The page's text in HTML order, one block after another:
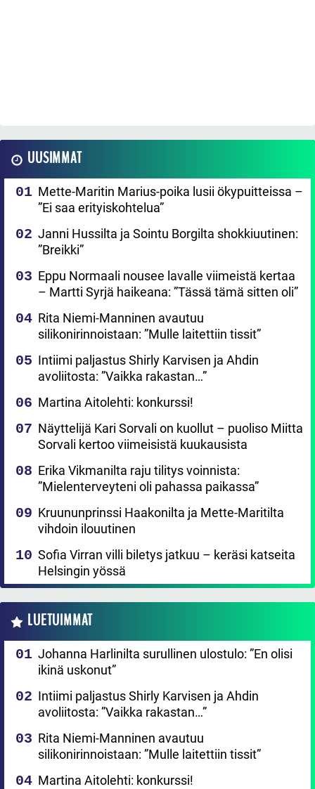
UUSIMMAT
Mette-Maritin Marius-poika lusii ökypuitteissa –
”Ei saa erityiskohtelua”
Janni Hussilta ja Sointu Borgilta shokkiuutinen:
”Breikki”
Eppu Normaali nousee lavalle viimeistä kertaa
– Martti Syrjä haikeana: ”Tässä tämä sitten oli”
Rita Niemi-Manninen avautuu
silikonirinnoistaan: ”Mulle laitettiin tissit”
Intiimi paljastus Shirly Karvisen ja Ahdin
avoliitosta: ”Vaikka rakastan…”
Martina Aitolehti: konkurssi!
Näyttelijä Kari Sorvali on kuollut – puoliso Miitta
Sorvali kertoo viimeisistä kuukausista
Erika Vikmanilta raju tilitys voinnista:
”Mielenterveyteni oli pahassa paikassa”
Kruununprinssi Haakonilta ja Mette-Maritilta
vihdoin ilouutinen
Sofia Virran villi biletys jatkuu – keräsi katseita
Helsingin yössä
LUETUIMMAT
Johanna Harlinilta surullinen ulostulo: ”En olisi
ikinä uskonut”
Intiimi paljastus Shirly Karvisen ja Ahdin
avoliitosta: ”Vaikka rakastan…”
Rita Niemi-Manninen avautuu
silikonirinnoistaan: ”Mulle laitettiin tissit”
Martina Aitolehti: konkurssi!